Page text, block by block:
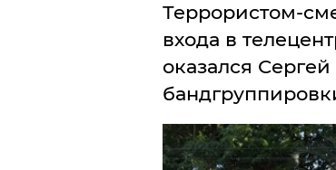
Террористом-
входа в
оказался